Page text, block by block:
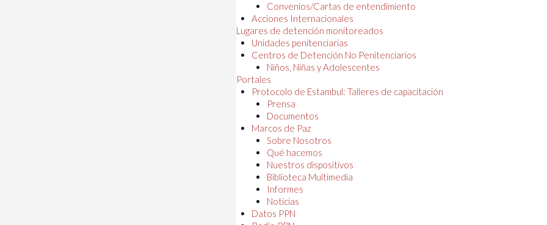
Convenios/Cartas de entendimiento
Acciones Internacionales
Lugares de detención monitoreados
Unidades penitenciarias
Centros de Detención No Penitenciarios
Niños, Niñas y Adolescentes
Portales
Protocolo de Estambul: Talleres de capacitación
Prensa
Documentos
Marcos de Paz
Sobre Nosotros
Qué hacemos
Nuestros dispositivos
Biblioteca Multimedia
Informes
Noticias
Datos PPN